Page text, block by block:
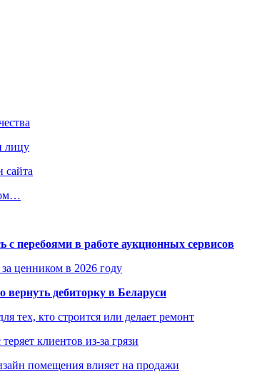
лицу
сайта
с перебоями в работе аукционных сервисов
ценником в 2026 году
дебиторку в Беларуси
тех, кто строится или делает ремонт
клиентов из-за грязи
помещения влияет на продажи